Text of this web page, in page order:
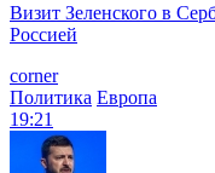
Визит Зеленского в
Россией
corner
Политика Европа
19:21